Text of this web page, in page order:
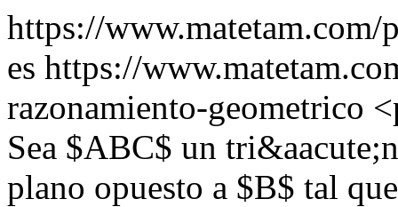
https://www.matetam.com/
es https://
razonamiento-geometrico
Sea $ABC$ un
plano opuesto a $B$ tal